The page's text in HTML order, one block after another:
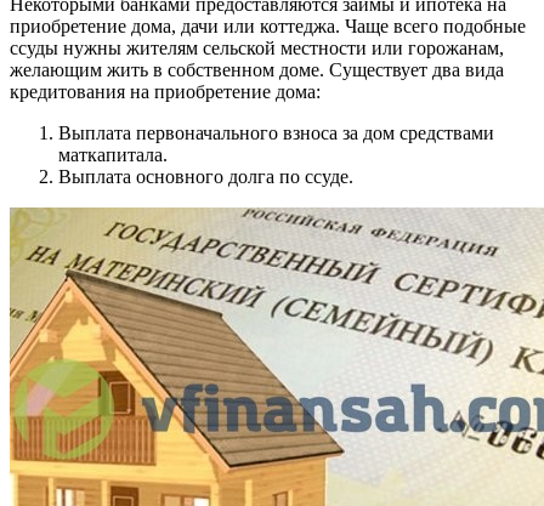
Некоторыми банками предоставляются займы и ипотека на
приобретение дома, дачи или коттеджа. Чаще всего подобные
ссуды нужны жителям сельской местности или горожанам,
желающим жить в собственном доме. Существует два вида
кредитования на приобретение дома:
Выплата первоначального взноса за дом средствами
маткапитала.
Выплата основного долга по ссуде.